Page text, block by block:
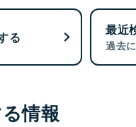
る 最近
過去
情報